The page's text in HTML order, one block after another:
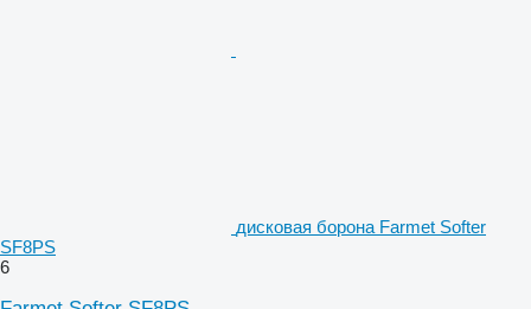
дисковая борона Farmet Softer
SF8PS
6